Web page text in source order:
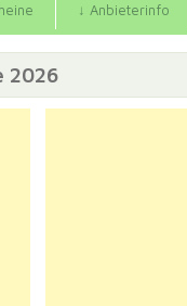
↓ Anbieterinfo
2026